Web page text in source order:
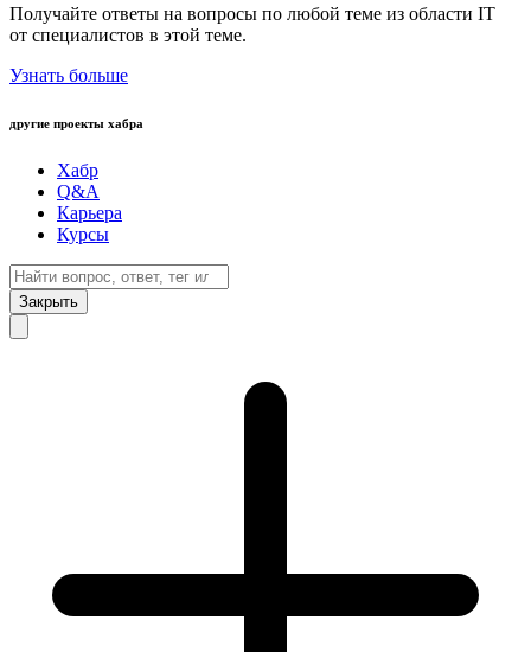
Получайте ответы на вопросы по любой теме из области IT
от специалистов в этой теме.
Узнать больше
другие проекты хабра
Хабр
Q&A
Карьера
Курсы
Закрыть